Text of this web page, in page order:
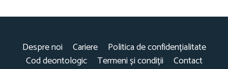
Despre noi Cariere
Politica de confidențialitate
Cod deontologic
Termeni și condiții Contact